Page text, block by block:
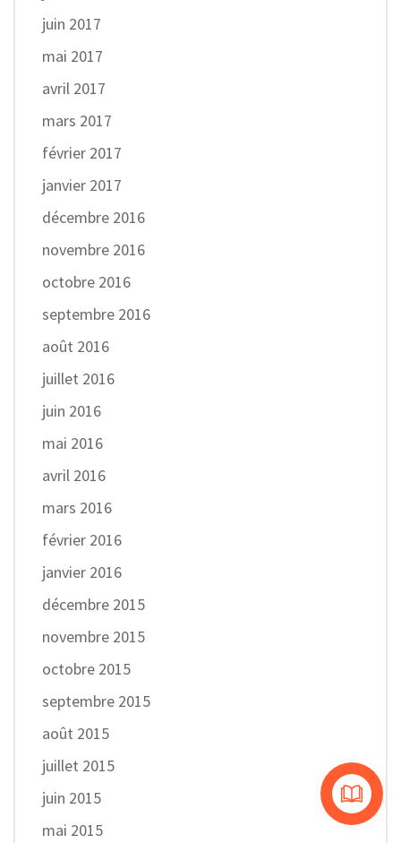
juin 2017
mai 2017
avril 2017
mars 2017
février 2017
janvier 2017
décembre 2016
novembre 2016
octobre 2016
septembre 2016
août 2016
juillet 2016
juin 2016
mai 2016
avril 2016
mars 2016
février 2016
janvier 2016
décembre 2015
novembre 2015
octobre 2015
septembre 2015
août 2015
juillet 2015
juin 2015
mai 2015